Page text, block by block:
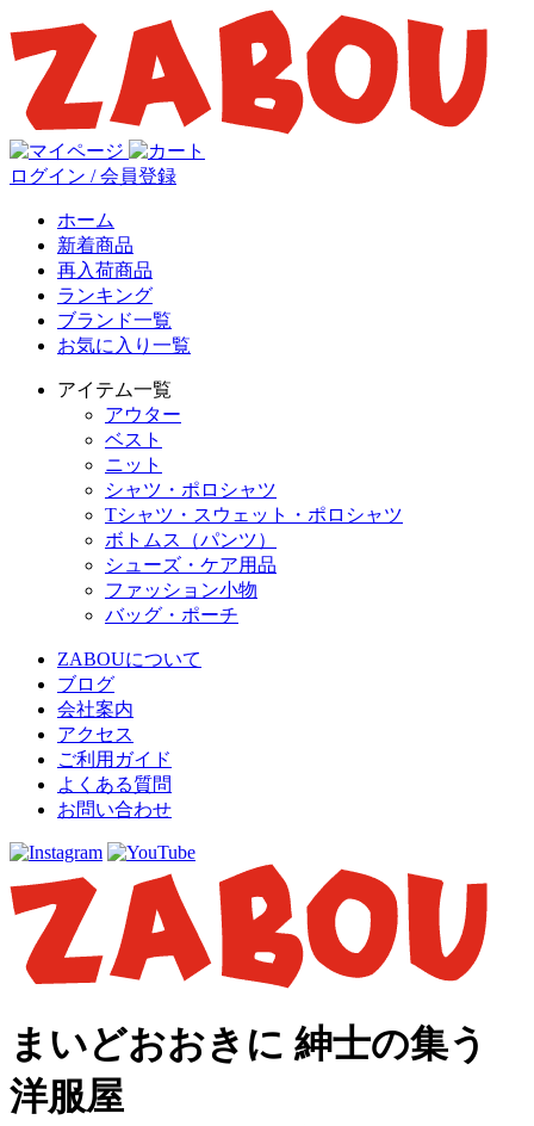
ログイン / 会員登録
ホーム
新着商品
再入荷商品
ランキング
ブランド一覧
お気に入り一覧
アイテム一覧
アウター
ベスト
ニット
シャツ・ポロシャツ
Tシャツ・スウェット・ポロシャツ
ボトムス（パンツ）
シューズ・ケア用品
ファッション小物
バッグ・ポーチ
ZABOUについて
ブログ
会社案内
アクセス
ご利用ガイド
よくある質問
お問い合わせ
まいどおおきに 紳士の集う
洋服屋